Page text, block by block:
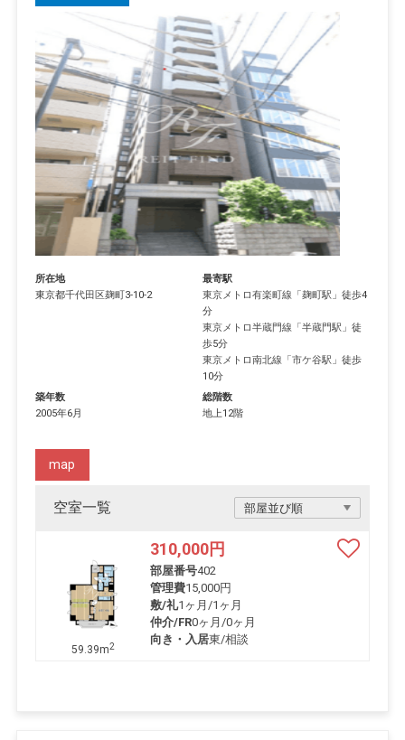
所在地
東京都千代田区麹町3-10-2
最寄駅
東京メトロ有楽町線 「麹町駅 」徒歩4
分
東京メトロ半蔵門線 「半蔵門駅 」徒
歩5分
東京メトロ南北線 「市ケ谷駅 」徒歩
10分
築年数
2005年6月
総階数
地上12階
空室一覧
map
59.39m2
310,000円
部屋番号402
管理費15,000円
敷/礼1ヶ月 /1ヶ月
仲介/FR0ヶ月 /0ヶ月
向き・入居東/相談